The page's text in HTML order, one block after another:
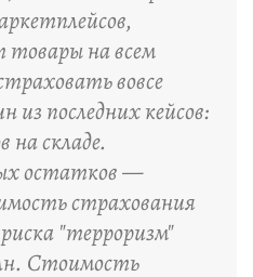
на всем
вовсе
последних кейсов:
на складе.
остатков —
страхования
"терроризм"
Стоимость